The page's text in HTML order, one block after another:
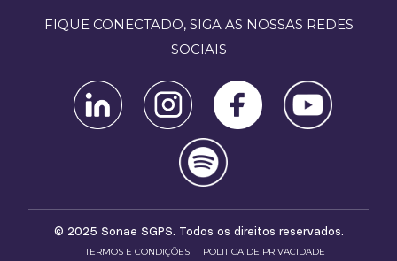
FIQUE CONECTADO, SIGA AS NOSSAS REDES
SOCIAIS
© 2025 Sonae SGPS. Todos os direitos reservados.
TERMOS E CONDIÇÕES
POLITICA DE PRIVACIDADE